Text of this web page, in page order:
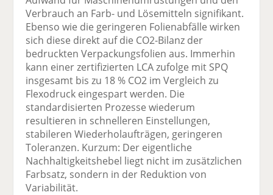
Verbrauch an Farb- und Lösemitteln signifikant.
Ebenso wie die geringeren Folienabfälle wirken
sich diese direkt auf die CO2-Bilanz der
bedruckten Verpackungsfolien aus. Immerhin
kann einer zertifizierten LCA zufolge mit SPQ
insgesamt bis zu 18 % CO2 im Vergleich zu
Flexodruck eingespart werden. Die
standardisierten Prozesse wiederum
resultieren in schnelleren Einstellungen,
stabileren Wiederholaufträgen, geringeren
Toleranzen. Kurzum: Der eigentliche
Nachhaltigkeitshebel liegt nicht im zusätzlichen
Farbsatz, sondern in der Reduktion von
Variabilität.